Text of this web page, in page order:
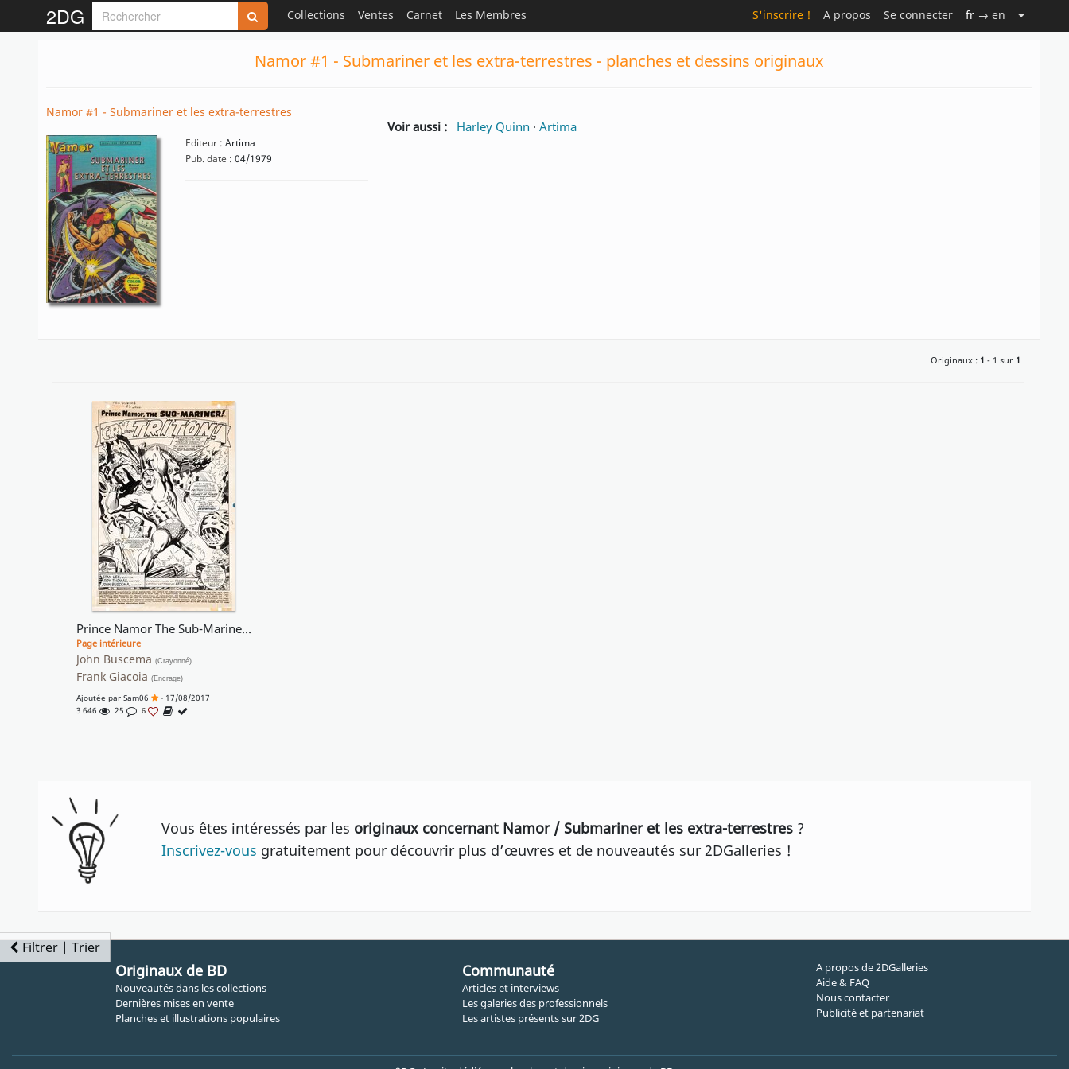
2DG Collections Ventes Carnet Les Membres S'inscrire ! A propos Se connecter fr → en
Namor #1 - Submariner et les extra-terrestres - planches et dessins originaux
Namor #1 - Submariner et les extra-terrestres
Editeur : Artima
Pub. date : 04/1979
Voir aussi : Harley Quinn ·Artima
Filtrer | Trier
Originaux : 1 - 1 sur 1
Prince Namor The Sub-Mariner 2 Splash
Page intérieure
John Buscema (Crayonné)
Frank Giacoia (Encrage)
Ajoutée par Sam06
- 17/08/2017
3 646
25 6
Vous êtes intéressés par les originaux concernant Namor / Submariner et les extra-terrestres ?
Inscrivez-vous gratuitement pour découvrir plus d’œuvres et de nouveautés sur 2DGalleries !
Originaux de BD
Nouveautés dans les collections
Dernières mises en vente
Planches et illustrations populaires
Communauté
Articles et interviews
Les galeries des professionnels
Les artistes présents sur 2DG
A propos de 2DGalleries
Aide & FAQ
Nous contacter
Publicité et partenariat